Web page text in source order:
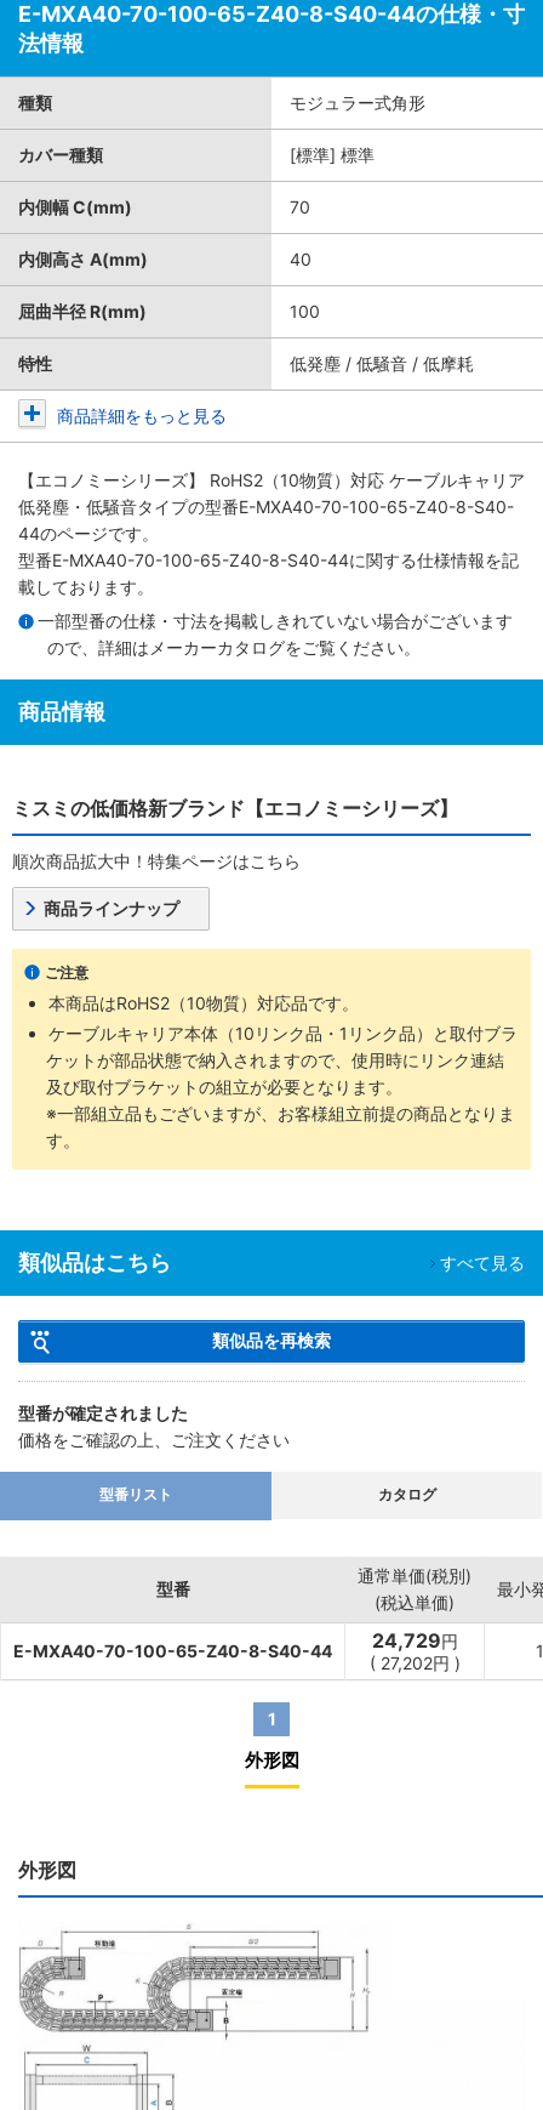
E-MXA40-70-100-65-Z40-8-S40-44の仕様・寸
法情報
種類 モジュラー式角形
カバー種類 [標準] 標準
内側幅 C(mm) 70
内側高さ A(mm) 40
屈曲半径 R(mm) 100
特性 低発塵 / 低騒音 / 低摩耗
商品詳細をもっと見る
【エコノミーシリーズ】 RoHS2（10物質）対応 ケーブルキャリア
低発塵・低騒音タイプの型番E-MXA40-70-100-65-Z40-8-S40-
44のページです。
型番E-MXA40-70-100-65-Z40-8-S40-44に関する仕様情報を記
載しております。
一部型番の仕様・寸法を掲載しきれていない場合がございます
ので、詳細は メーカーカタログをご覧ください。
商品情報
ミスミの低価格新ブランド【エコノミーシリーズ】
順次商品拡大中！特集ページはこちら
商品ラインナップ
ご注意
本商品はRoHS2（10物質）対応品です。
ケーブルキャリア本体（10リンク品・1リンク品）と取付ブラ
ケットが部品状態で納入されますので、使用時にリンク連結
及び取付ブラケットの組立が必要となります。
※一部組立品もございますが、お客様組立前提の商品となりま
す。
類似品はこちら すべて見る
類似品を再検索
型番が確定されました
価格をご確認の上、ご注文ください
型番リスト カタログ
型番
通常単価(税別)
(税込単価)
最小
E-MXA40-70-100-65-Z40-8-S40-44 24,729円
( 27,202円 )
1
外形図
外形図